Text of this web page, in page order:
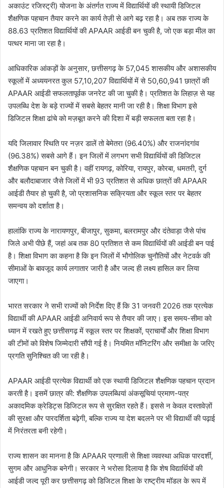
अकाउंट रजिस्ट्री) योजना के अंतर्गत राज्य में विद्यार्थियों की स्थायी डिजिटल
शैक्षणिक पहचान तैयार करने का कार्य तेज़ी से आगे बढ़ रहा है। अब तक राज्य के
88.63 प्रतिशत विद्यार्थियों की APAAR आईडी बन चुकी है, जो एक बड़ा मील का
पत्थर माना जा रहा है।
आधिकारिक आंकड़ों के अनुसार, छत्तीसगढ़ के 57,045 शासकीय और अशासकीय
स्कूलों में अध्ययनरत कुल 57,10,207 विद्यार्थियों में से 50,60,941 छात्रों की
APAAR आईडी सफलतापूर्वक जनरेट की जा चुकी है। प्रतिशत के लिहाज़ से यह
उपलब्धि देश के बड़े राज्यों में सबसे बेहतर मानी जा रही है। शिक्षा विभाग इसे
डिजिटल शिक्षा ढांचे को मज़बूत करने की दिशा में बड़ी सफलता बता रहा है।
यदि जिलावार स्थिति पर नज़र डालें तो बेमेतरा (96.40%) और राजनांदगांव
(96.38%) सबसे आगे हैं। इन जिलों में लगभग सभी विद्यार्थियों की डिजिटल
शैक्षणिक पहचान बन चुकी है। वहीं रायगढ़, कोरिया, रायपुर, कोरबा, धमतरी, दुर्ग
और बलौदाबाजार जैसे जिलों में भी 93 प्रतिशत से अधिक छात्रों की APAAR
आईडी तैयार हो चुकी है, जो प्रशासनिक सक्रियता और स्कूल स्तर पर बेहतर
समन्वय को दर्शाता है।
हालांकि राज्य के नारायणपुर, बीजापुर, सुकमा, बलरामपुर और दंतेवाड़ा जैसे पांच
जिले अभी पीछे हैं, जहां अब तक 80 प्रतिशत से कम विद्यार्थियों की आईडी बन पाई
है। शिक्षा विभाग का कहना है कि इन जिलों में भौगोलिक चुनौतियों और नेटवर्क की
सीमाओं के बावजूद कार्य लगातार जारी है और जल्द ही लक्ष्य हासिल कर लिया
जाएगा।
भारत सरकार ने सभी राज्यों को निर्देश दिए हैं कि 31 जनवरी 2026 तक प्रत्येक
विद्यार्थी की APAAR आईडी अनिवार्य रूप से तैयार की जाए। इस समय-सीमा को
ध्यान में रखते हुए छत्तीसगढ़ में स्कूल स्तर पर शिक्षकों, प्राचार्यों और शिक्षा विभाग
की टीमों को विशेष जिम्मेदारी सौंपी गई है। नियमित मॉनिटरिंग और समीक्षा के जरिए
प्रगति सुनिश्चित की जा रही है।
APAAR आईडी प्रत्येक विद्यार्थी को एक स्थायी डिजिटल शैक्षणिक पहचान प्रदान
करती है। इसमें छात्र की: शैक्षणिक उपलब्धियां अंकसूचियां प्रमाण-पत्र
अकादमिक क्रेडिट्स डिजिटल रूप से सुरक्षित रहते हैं। इससे न केवल दस्तावेज़ों
की सुरक्षा और पारदर्शिता बढ़ेगी, बल्कि राज्य या देश बदलने पर भी विद्यार्थी की पढ़ाई
में निरंतरता बनी रहेगी।
राज्य शासन का मानना है कि APAAR प्रणाली से शिक्षा व्यवस्था अधिक पारदर्शी,
सुगम और आधुनिक बनेगी। सरकार ने भरोसा दिलाया है कि शेष विद्यार्थियों की
आईडी जल्द पूरी कर छत्तीसगढ़ को डिजिटल शिक्षा के राष्ट्रीय मॉडल के रूप में